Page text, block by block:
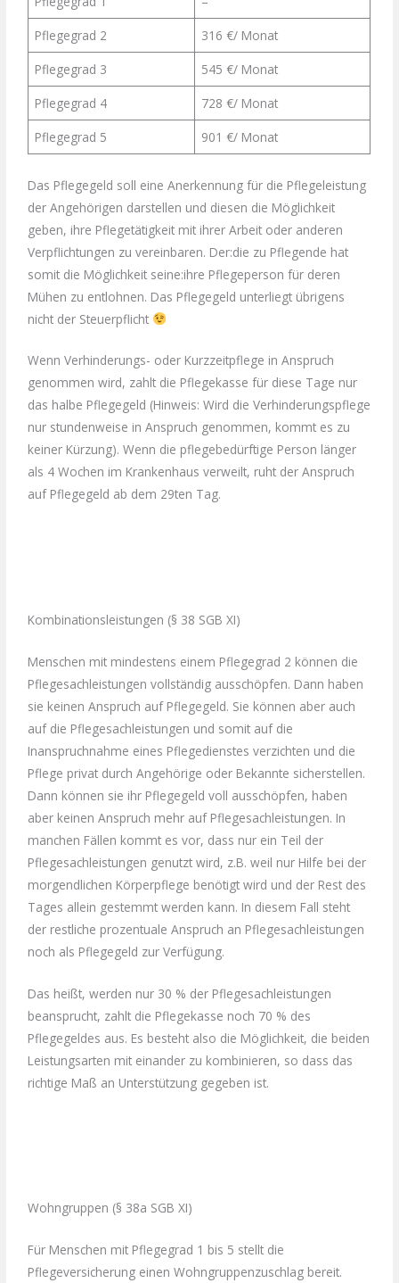
Pflegegrad 2
316 €/ Monat
Pflegegrad 3
545 €/ Monat
Pflegegrad 4
728 €/ Monat
Pflegegrad 5
901 €/ Monat
Das Pflegegeld soll eine Anerkennung für die Pflegeleistung
der Angehörigen darstellen und diesen die Möglichkeit
geben, ihre Pflegetätigkeit mit ihrer Arbeit oder anderen
Verpflichtungen zu vereinbaren. Der:die zu Pflegende hat
somit die Möglichkeit seine:ihre Pflegeperson für deren
Mühen zu entlohnen. Das Pflegegeld unterliegt übrigens
nicht der Steuerpflicht
Wenn Verhinderungs- oder Kurzzeitpflege in Anspruch
genommen wird, zahlt die Pflegekasse für diese Tage nur
das halbe Pflegegeld (Hinweis: Wird die Verhinderungspflege
nur stundenweise in Anspruch genommen, kommt es zu
keiner Kürzung). Wenn die pflegebedürftige Person länger
als 4 Wochen im Krankenhaus verweilt, ruht der Anspruch
auf Pflegegeld ab dem 29ten Tag.
Kombinationsleistungen (§ 38 SGB XI)
Menschen mit mindestens einem Pflegegrad 2 können die
Pflegesachleistungen vollständig ausschöpfen. Dann haben
sie keinen Anspruch auf Pflegegeld. Sie können aber auch
auf die Pflegesachleistungen und somit auf die
Inanspruchnahme eines Pflegedienstes verzichten und die
Pflege privat durch Angehörige oder Bekannte sicherstellen.
Dann können sie ihr Pflegegeld voll ausschöpfen, haben
aber keinen Anspruch mehr auf Pflegesachleistungen. In
manchen Fällen kommt es vor, dass nur ein Teil der
Pflegesachleistungen genutzt wird, z.B. weil nur Hilfe bei der
morgendlichen Körperpflege benötigt wird und der Rest des
Tages allein gestemmt werden kann. In diesem Fall steht
der restliche prozentuale Anspruch an Pflegesachleistungen
noch als Pflegegeld zur Verfügung.
Das heißt, werden nur 30 % der Pflegesachleistungen
beansprucht, zahlt die Pflegekasse noch 70 % des
Pflegegeldes aus. Es besteht also die Möglichkeit, die beiden
Leistungsarten mit einander zu kombinieren, so dass das
richtige Maß an Unterstützung gegeben ist.
Wohngruppen (§ 38a SGB XI)
Für Menschen mit Pflegegrad 1 bis 5 stellt die
Pflegeversicherung einen Wohngruppenzuschlag bereit.